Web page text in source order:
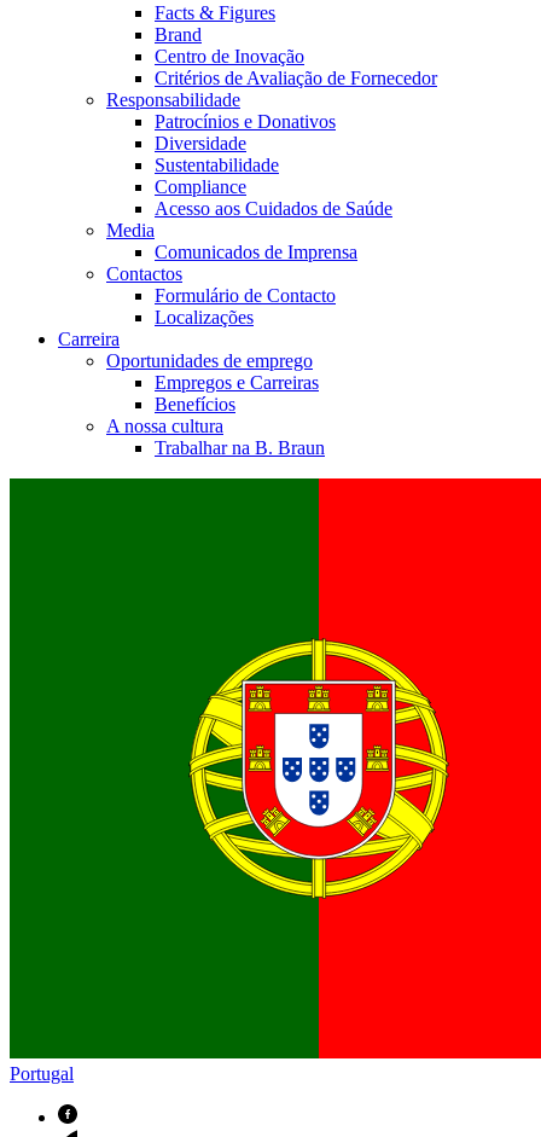
Facts & Figures
Brand
Centro de Inovação
Critérios de Avaliação de Fornecedor
Responsabilidade
Patrocínios e Donativos
Diversidade
Sustentabilidade
Compliance
Acesso aos Cuidados de Saúde
Media
Comunicados de Imprensa
Contactos
Formulário de Contacto
Localizações
Carreira
Oportunidades de emprego
Empregos e Carreiras
Benefícios
A nossa cultura
Trabalhar na B. Braun
Portugal